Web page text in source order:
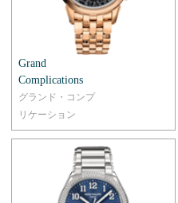
Grand
Complications
グランド・コンプ
リケーション